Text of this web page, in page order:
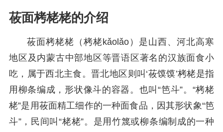
莜面栲栳栳的介绍
莜面栲栳栳（栲栳kǎolǎo）是山西、河北高寒
地区及内蒙古中部地区等晋语区著名的汉族面食小
吃，属于西北主食。晋北地区则叫‘莜馍馍’栲栳是指
用柳条编成，形状像斗的容器。也叫“笆斗”。“栲栳
栳”是用莜面精工细作的一种面食品，因其形状象“笆
斗”，民间叫“栳栳”。是用竹篾或柳条编制成的一种